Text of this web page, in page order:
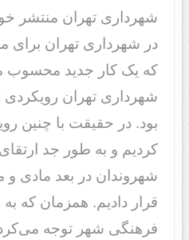
شهرداری تهران منتشر
در شهرداری تهران برای
که یک کار جدید محسوب
شهرداری تهران
بود. در حقیقت با چنین
کردیم و به طور جد
شهروندان در بعد مادی و
قرار دادیم. همزمان که
فرهنگی شهر توجه